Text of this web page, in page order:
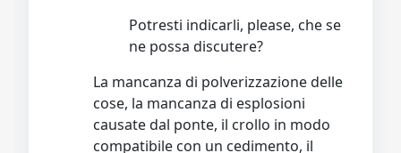
Potresti indicarli, please, che se
ne possa discutere?
La mancanza di polverizzazione delle
cose, la mancanza di esplosioni
causate dal ponte, il crollo in modo
compatibile con un cedimento, il